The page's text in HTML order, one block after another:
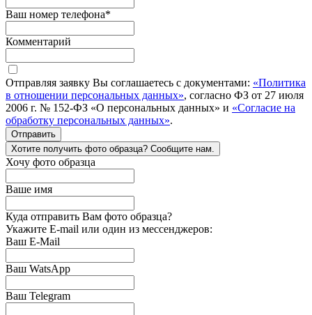
Ваш номер телефона*
Комментарий
Отправляя заявку Вы соглашаетесь с документами: «Политика
в отношении персональных данных», согласно ФЗ от 27 июля
2006 г. № 152-ФЗ «О персональных данных» и «Согласие на
обработку персональных данных».
Отправить
Хотите получить фото образца? Сообщите нам.
Хочу фото образца
Ваше имя
Куда отправить Вам фото образца?
Укажите E-mail или один из мессенджеров:
Ваш E-Mail
Ваш WatsApp
Ваш Telegram